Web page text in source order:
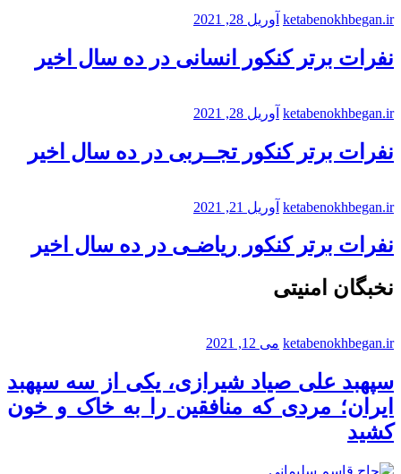
ketabenokhbegan.ir آوریل 28, 2021
نفرات برتر کنکور انسانی در ده سال اخیر
ketabenokhbegan.ir آوریل 28, 2021
نفرات برتر کنکور تجــربی در ده سال اخیر
ketabenokhbegan.ir آوریل 21, 2021
نفرات برتر کنکور ریاضـی در ده سال اخیر
نخبگان امنیتی
ketabenokhbegan.ir می 12, 2021
سپهبد علی صیاد شیرازی، یکی از سه سپهبد
ایران؛ مردی که منافقین را به خاک و خون
کشید